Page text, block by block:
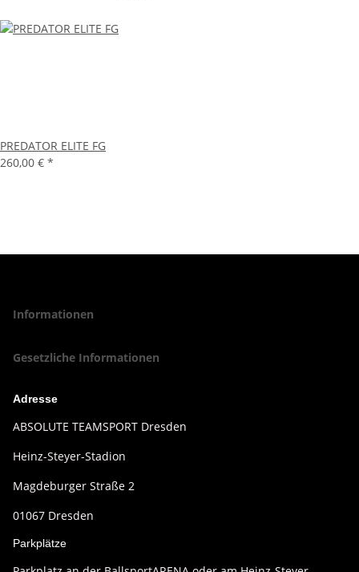
PREDATOR ELITE FG
260,00 € *
Informationen
Gesetzliche Informationen
Adresse
ABSOLUTE TEAMSPORT Dresden
Heinz-Steyer-Stadion
Magdeburger Straße 2
01067 Dresden
Parkplätze